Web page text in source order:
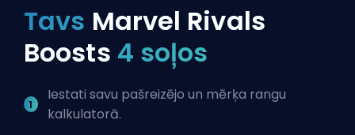
Tavs Marvel Rivals
Boosts 4 soļos
Iestati savu pašreizējo un mērķa rangu
kalkulatorā.